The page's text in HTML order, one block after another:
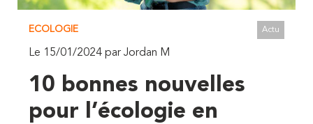
ECOLOGIE Actu
Le 15/01/2024 par Jordan M
10 bonnes nouvelles
pour l’écologie en